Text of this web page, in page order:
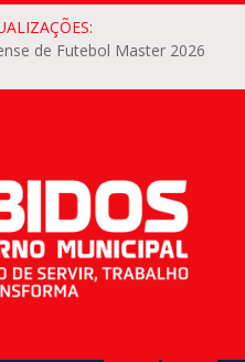
de Futebol Master 2026